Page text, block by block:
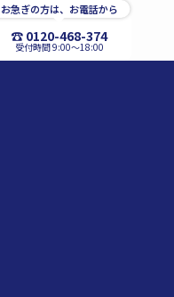
お急ぎの方は、お電話から
☎ 0120-468-374
受付時間 9:00〜18:00